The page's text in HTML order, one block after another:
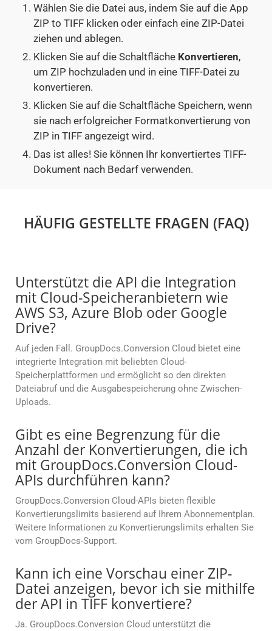
Wählen Sie die Datei aus, indem Sie auf die App
ZIP to TIFF klicken oder einfach eine ZIP-Datei
ziehen und ablegen.
Klicken Sie auf die Schaltfläche Konvertieren,
um ZIP hochzuladen und in eine TIFF-Datei zu
konvertieren.
Klicken Sie auf die Schaltfläche Speichern, wenn
sie nach erfolgreicher Formatkonvertierung von
ZIP in TIFF angezeigt wird.
Das ist alles! Sie können Ihr konvertiertes TIFF-
Dokument nach Bedarf verwenden.
HÄUFIG GESTELLTE FRAGEN (FAQ)
Unterstützt die API die Integration
mit Cloud-Speicheranbietern wie
AWS S3, Azure Blob oder Google
Drive?
Auf jeden Fall. GroupDocs.Conversion Cloud bietet eine
integrierte Integration mit beliebten Cloud-
Speicherplattformen und ermöglicht so den direkten
Dateiabruf und die Ausgabespeicherung ohne Zwischen-
Uploads.
Gibt es eine Begrenzung für die
Anzahl der Konvertierungen, die ich
mit GroupDocs.Conversion Cloud-
APIs durchführen kann?
GroupDocs.Conversion Cloud-APIs bieten flexible
Konvertierungslimits basierend auf Ihrem Abonnementplan.
Weitere Informationen zu Konvertierungslimits erhalten Sie
vom GroupDocs-Support.
Kann ich eine Vorschau einer ZIP-
Datei anzeigen, bevor ich sie mithilfe
der API in TIFF konvertiere?
Ja. GroupDocs.Conversion Cloud unterstützt die